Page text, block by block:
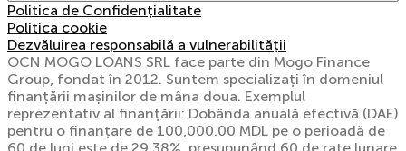
Politica de Confidențialitate
Politica cookie
Dezvăluirea responsabilă a vulnerabilității
OCN MOGO LOANS SRL face parte din Mogo Finance
Group, fondat în 2012. Suntem specializați în domeniul
finanțării mașinilor de mâna doua. Exemplul
reprezentativ al finanțării: Dobânda anuală efectivă (DAE)
pentru o finanțare de 100,000.00 MDL pe o perioadă de